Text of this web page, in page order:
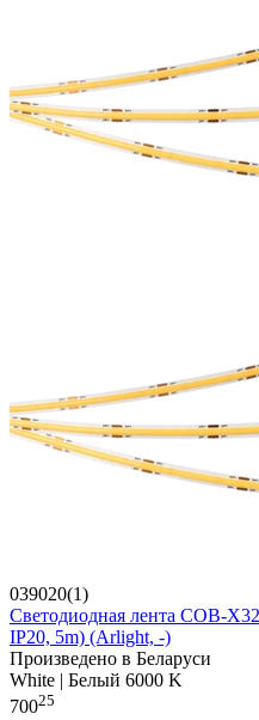
039020(1)
Светодиодная лента COB-
IP20, 5m) (Arlight, -)
Произведено в Беларуси
White | Белый 6000 K
70025